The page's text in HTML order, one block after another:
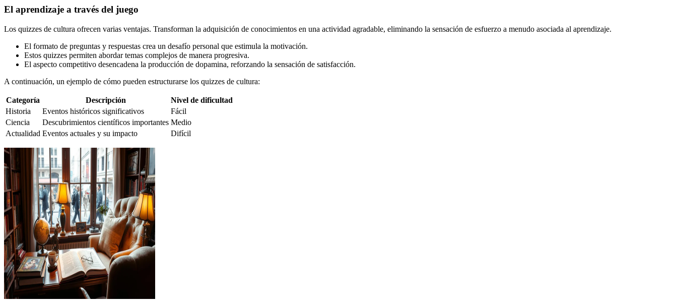
El aprendizaje a través del juego
Los quizzes de cultura ofrecen varias ventajas. Transforman la adquisición de conocimientos en una actividad agradable, eliminando la sensación de esfuerzo a menudo asociada al aprendizaje.
El formato de preguntas y respuestas crea un desafío personal que estimula la motivación.
Estos quizzes permiten abordar temas complejos de manera progresiva.
El aspecto competitivo desencadena la producción de dopamina, reforzando la sensación de satisfacción.
A continuación, un ejemplo de cómo pueden estructurarse los quizzes de cultura:
Categoría Descripción
Nivel de dificultad
Historia
Eventos históricos significativos
Fácil
Ciencia
Descubrimientos científicos importantes Medio
Actualidad Eventos actuales y su impacto Difícil